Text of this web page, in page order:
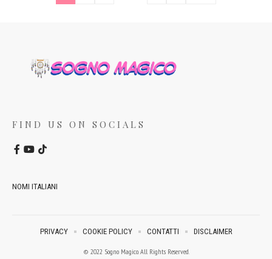
FIND US ON SOCIALS
NOMI ITALIANI
© 2022 Sogno Magico. All Rights Reserved.
PRIVACY COOKIE POLICY CONTATTI DISCLAIMER